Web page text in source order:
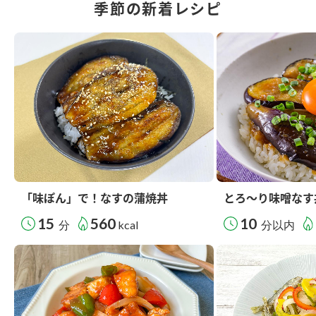
季節の新着レシピ
「味ぽん」で！なすの蒲焼丼
15 分 560 kcal
とろ～り味噌な
10 分以内